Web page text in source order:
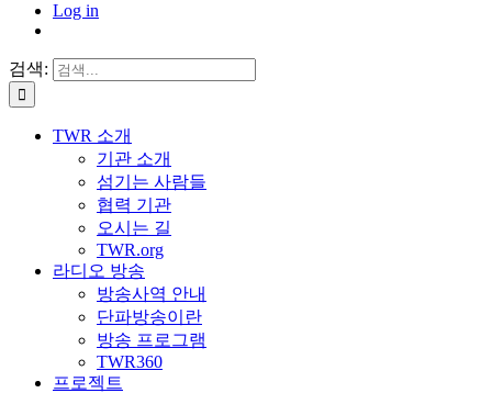
Log in
검색:
TWR 소개
기관 소개
섬기는 사람들
협력 기관
오시는 길
TWR.org
라디오 방송
방송사역 안내
단파방송이란
방송 프로그램
TWR360
프로젝트